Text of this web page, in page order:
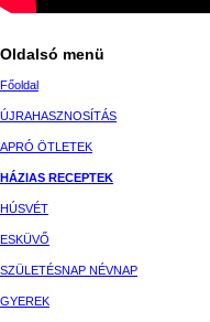
Oldalsó menü
Főoldal
ÚJRAHASZNOSÍTÁS
APRÓ ÖTLETEK
HÁZIAS RECEPTEK
HÚSVÉT
ESKÜVŐ
SZÜLETÉSNAP NÉVNAP
GYEREK